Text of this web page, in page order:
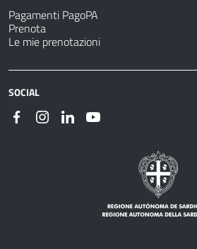
Pagamenti PagoPA
Prenota
Le mie prenotazioni
SOCIAL